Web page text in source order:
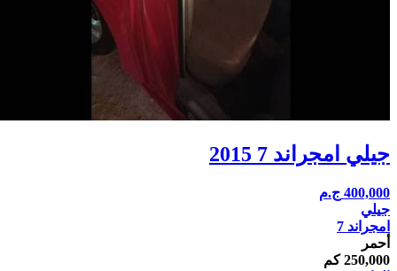
جيلي امجراند 7 2015
400,000 ج.م
جيلي
امجراند 7
أحمر
250,000 كم